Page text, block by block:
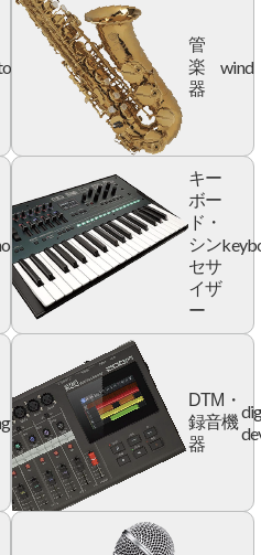
管
楽
器
wind
キー
ボー
ド・
シン
セサ
イザ
ー
DTM・
録音機
器